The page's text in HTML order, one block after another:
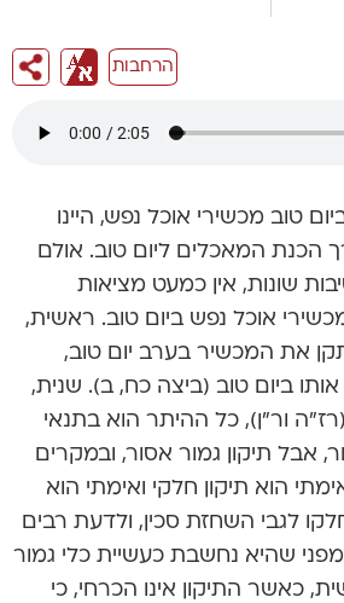
הרחבות
טוב מכשירי אוכל נפש, היינו
הכנת המאכלים ליום טוב. אולם
שונות, אין כמעט מציאות
אוכל נפש ביום טוב. ראשית,
את המכשיר בערב יום טוב,
ביום טוב (ביצה כח, ב). שנית,
ור”ן), כל ההיתר הוא בתנאי
אבל תיקון גמור אסור, ובמקרים
הוא תיקון חלקי ואימתי הוא
לגבי השחזת סכין, ולדעת רבים
שהיא נחשבת כעשיית כלי גמור
כאשר התיקון אינו הכרחי, כי